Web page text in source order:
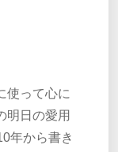
使って心に
明日の愛用
年から書き